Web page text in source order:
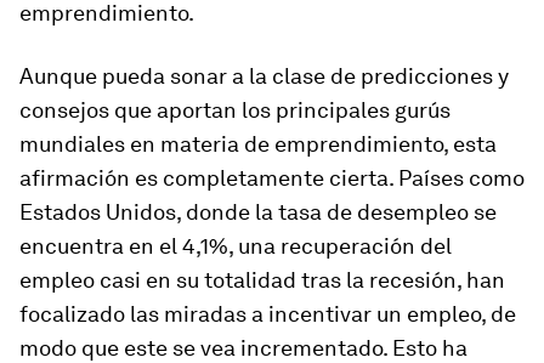
emprendimiento.
Aunque pueda sonar a la clase de predicciones y
consejos que aportan los principales gurús
mundiales en materia de emprendimiento, esta
afirmación es completamente cierta. Países como
Estados Unidos, donde la tasa de desempleo se
encuentra en el 4,1%, una recuperación del
empleo casi en su totalidad tras la recesión, han
focalizado las miradas a incentivar un empleo, de
modo que este se vea incrementado. Esto ha